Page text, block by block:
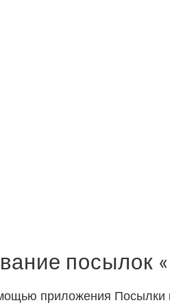
посылок
приложения Посылки